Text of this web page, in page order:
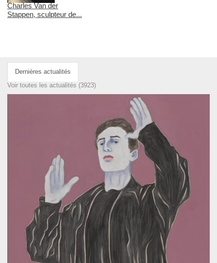
Charles Van der
Stappen, sculpteur de...
Dernières actualités
Voir toutes les actualités (3923)